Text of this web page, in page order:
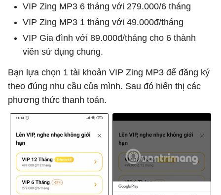
VIP Zing MP3 6 tháng với 279.000/6 tháng
VIP Zing MP3 1 tháng với 49.000đ/tháng
VIP Gia đình với 89.000đ/tháng cho 6 thành
viên sử dụng chung.
Bạn lựa chọn 1 tài khoản VIP Zing MP3 để đăng ký
theo đúng nhu cầu của mình. Sau đó hiển thị các
phương thức thanh toán.